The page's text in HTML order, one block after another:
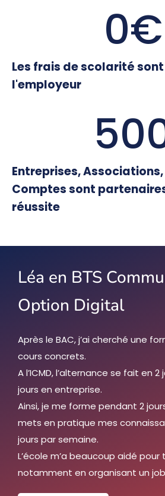
Les frais de scolarité
l'employeur
0€
Entreprises,
Comptes sont
réussite
Léa en BTS
Option Digital
Après le BAC, j’ai cherché une
cours concrets.
A l’ICMD, l’alternance se fait en
jours en entreprise.
Ainsi, je me forme pendant 2
mets en pratique mes
jours par semaine.
L’école m’a beaucoup aidé
notamment en organisant un